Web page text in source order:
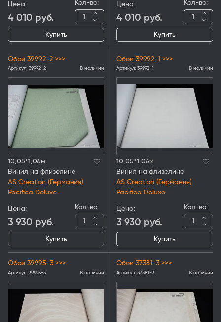
Цена:
4 010 руб.
Кол-во:
Купить
Цена:
4 010 руб.
Кол-во:
Купить
Обои 39992-2 >>>
Артикул: 39992-2 В наличии
10,05*1,06м
Винил на флизелине
AS Creation (Германия)
Pacifica Deluxe
Цена:
3 930 руб.
Кол-во:
Купить
Обои 39992-1 >>>
Артикул: 39992-1 В наличии
10,05*1,06м
Винил на флизелине
AS Creation (Германия)
Pacifica Deluxe
Цена:
3 930 руб.
Кол-во:
Купить
Обои 39995-3 >>>
Артикул: 39995-3 В наличии
Обои 37381-3 >>>
Артикул: 37381-3 В наличии